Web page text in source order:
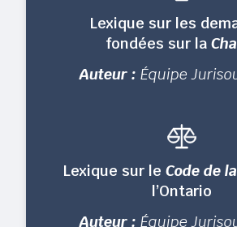
Lexique sur les
fondées sur la
Auteur : Équipe
Lexique sur leCode de
l’Ontario
Auteur : Équipe